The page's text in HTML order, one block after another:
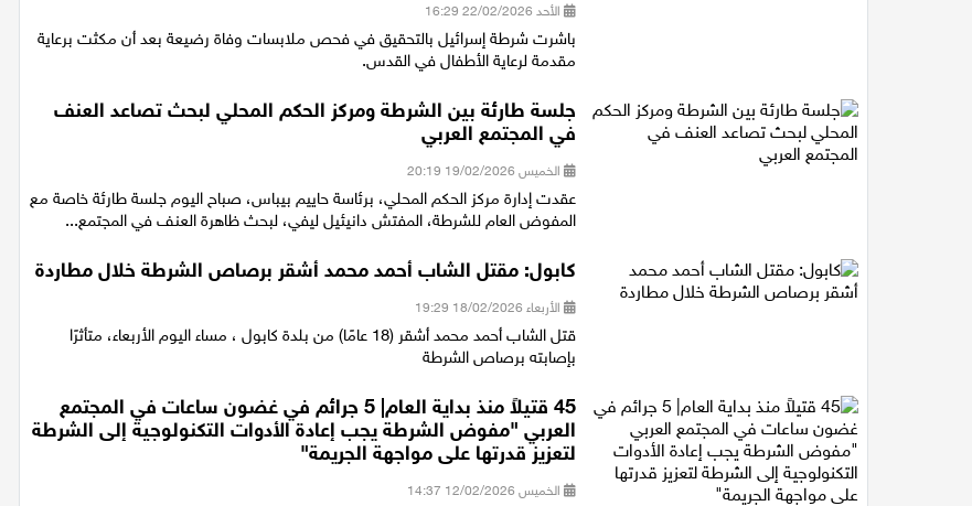
الأحد 22/02/2026 16:29
باشرت شرطة إسرائيل بالتحقيق في فحص ملابسات وفاة رضيعة بعد أن مكثت برعاية
مقدمة لرعاية الأطفال في القدس.
جلسة طارئة بين الشرطة ومركز الحكم المحلي لبحث تصاعد العنف
في المجتمع العربي
الخميس 19/02/2026 20:19
عقدت إدارة مركز الحكم المحلي، برئاسة حاييم بيباس، صباح اليوم جلسة طارئة خاصة مع
المفوض العام للشرطة، المفتش دانيئيل ليفي، لبحث ظاهرة العنف في المجتمع...
كابول: مقتل الشاب أحمد محمد أشقر برصاص الشرطة خلال مطاردة
الأربعاء 18/02/2026 19:29
قتل الشاب أحمد محمد أشقر (18 عامًا) من بلدة كابول ، مساء اليوم الأربعاء، متأثرًا
بإصابته برصاص الشرطة
45 قتيلاً منذ بداية العام| 5 جرائم في غضون ساعات في المجتمع
العربي "مفوض الشرطة يجب إعادة الأدوات التكنولوجية إلى الشرطة
لتعزيز قدرتها على مواجهة الجريمة"
الخميس 12/02/2026 14:37